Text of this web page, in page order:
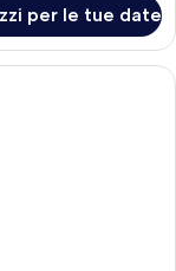
per le tue date
e bevande